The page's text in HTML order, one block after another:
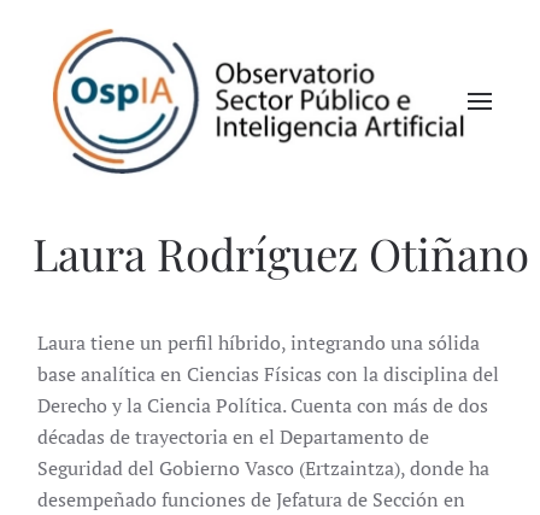
Laura Rodríguez Otiñano
Laura tiene un perfil híbrido, integrando una sólida
base analítica en Ciencias Físicas con la disciplina del
Derecho y la Ciencia Política. Cuenta con más de dos
décadas de trayectoria en el Departamento de
Seguridad del Gobierno Vasco (Ertzaintza), donde ha
desempeñado funciones de Jefatura de Sección en